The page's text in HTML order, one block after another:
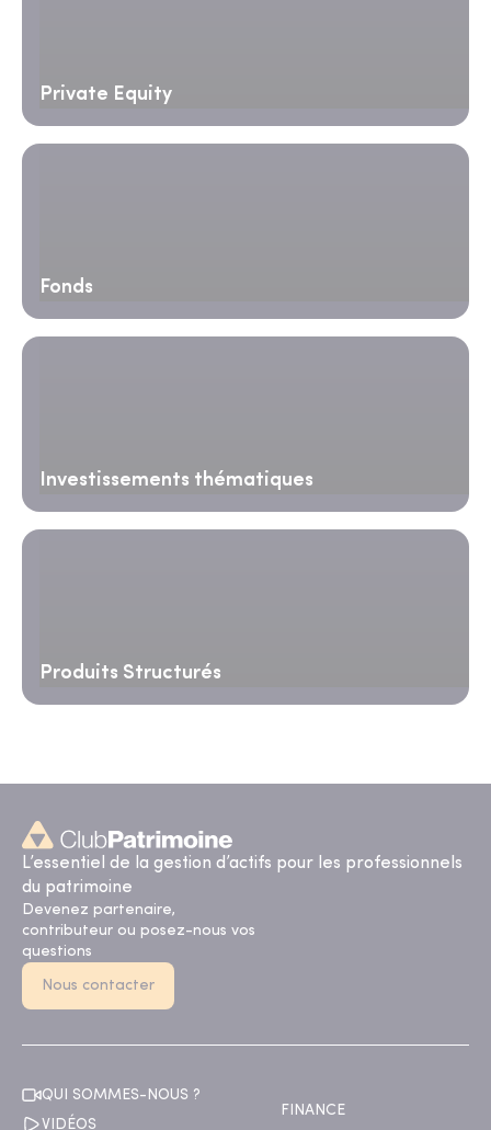
Private Equity
Fonds
Investissements thématiques
Produits Structurés
L’essentiel de la gestion d’actifs pour les professionnels
du patrimoine
Devenez partenaire,
contributeur ou posez-nous vos
questions
Nous contacter
QUI SOMMES-NOUS ?
VIDÉOS
FINANCE